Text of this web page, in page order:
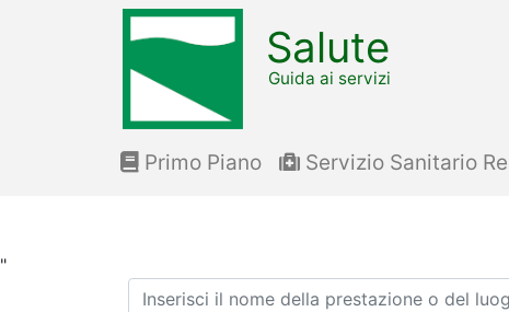
"
Salute
Guida ai servizi
Primo Piano Servizio Sanitario
Ricerca